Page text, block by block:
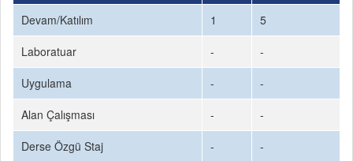
Devam/Katılım 1
5
Laboratuar
-
-
Uygulama
-
-
Alan Çalışması
-
-
Derse Özgü Staj
-
-